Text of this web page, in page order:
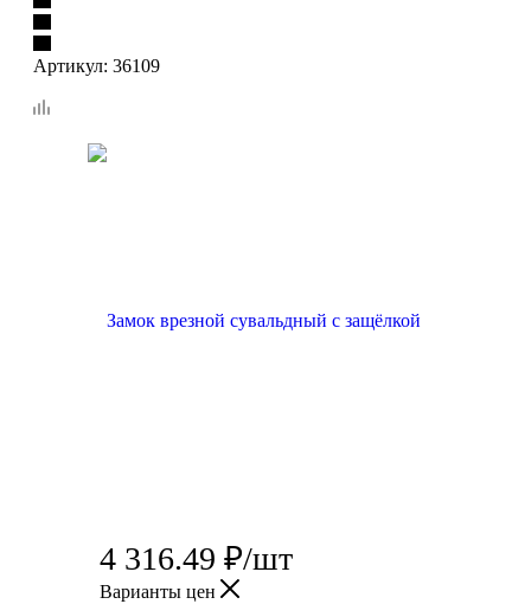
Артикул: 36109
4 316.49 ₽/шт
Варианты цен